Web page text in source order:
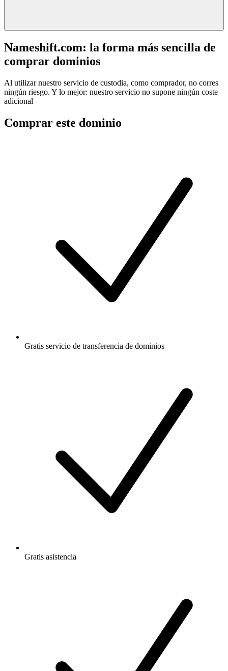
Nameshift.com: la forma más sencilla de
comprar dominios
Al utilizar nuestro servicio de custodia, como comprador, no corres
ningún riesgo. Y lo mejor: nuestro servicio no supone ningún coste
adicional
Comprar este dominio
Gratis servicio de transferencia de dominios
Gratis asistencia